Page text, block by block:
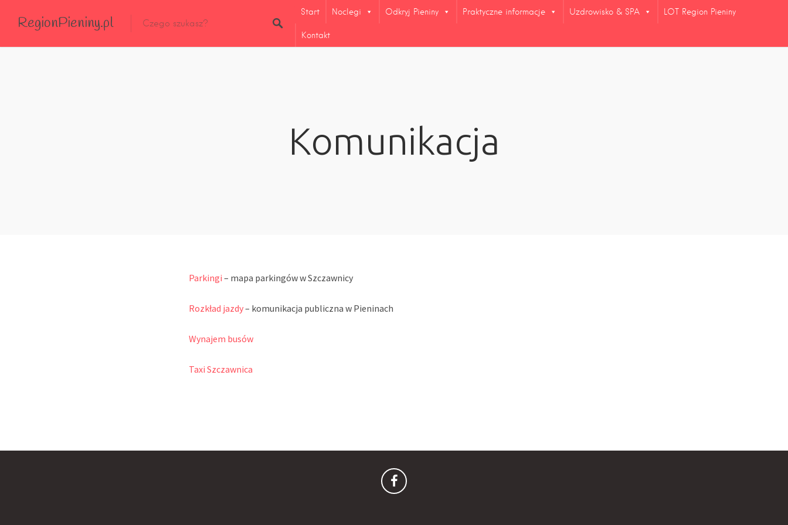
RegionPieniny.pl
Start Noclegi Odkryj Pieniny Praktyczne informacje Uzdrowisko & SPA LOT Region Pieniny
Kontakt
Komunikacja
Parkingi – mapa parkingów w Szczawnicy
Rozkład jazdy– komunikacja publiczna w Pieninach
Wynajem busów
Taxi Szczawnica